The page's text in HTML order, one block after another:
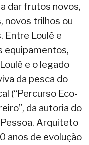
dar frutos novos,
novos trilhos ou
Entre Loulé e
equipamentos,
e o legado
da pesca do
(“Percurso Eco-
da autoria do
Arquiteto
anos de evolução